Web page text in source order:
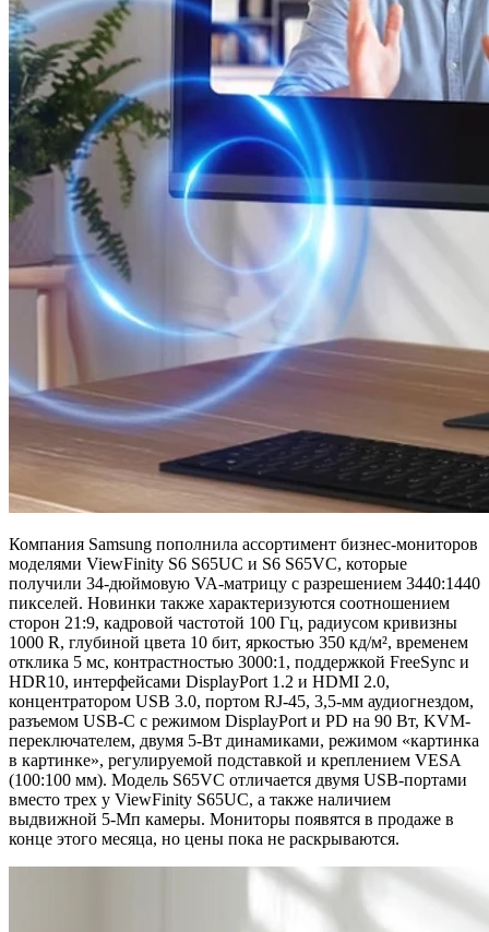
Компания Samsung пополнила ассортимент бизнес-мониторов
моделями ViewFinity S6 S65UC и S6 S65VC, которые
получили 34-дюймовую VA-матрицу с разрешением 3440:1440
пикселей. Новинки также характеризуются соотношением
сторон 21:9, кадровой частотой 100 Гц, радиусом кривизны
1000 R, глубиной цвета 10 бит, яркостью 350 кд/м², временем
отклика 5 мс, контрастностью 3000:1, поддержкой FreeSync и
HDR10, интерфейсами DisplayPort 1.2 и HDMI 2.0,
концентратором USB 3.0, портом RJ-45, 3,5-мм аудиогнездом,
разъемом USB-C с режимом DisplayPort и PD на 90 Вт, KVM-
переключателем, двумя 5-Вт динамиками, режимом «картинка
в картинке», регулируемой подставкой и креплением VESA
(100:100 мм). Модель S65VC отличается двумя USB-портами
вместо трех у ViewFinity S65UC, а также наличием
выдвижной 5-Мп камеры. Мониторы появятся в продаже в
конце этого месяца, но цены пока не раскрываются.